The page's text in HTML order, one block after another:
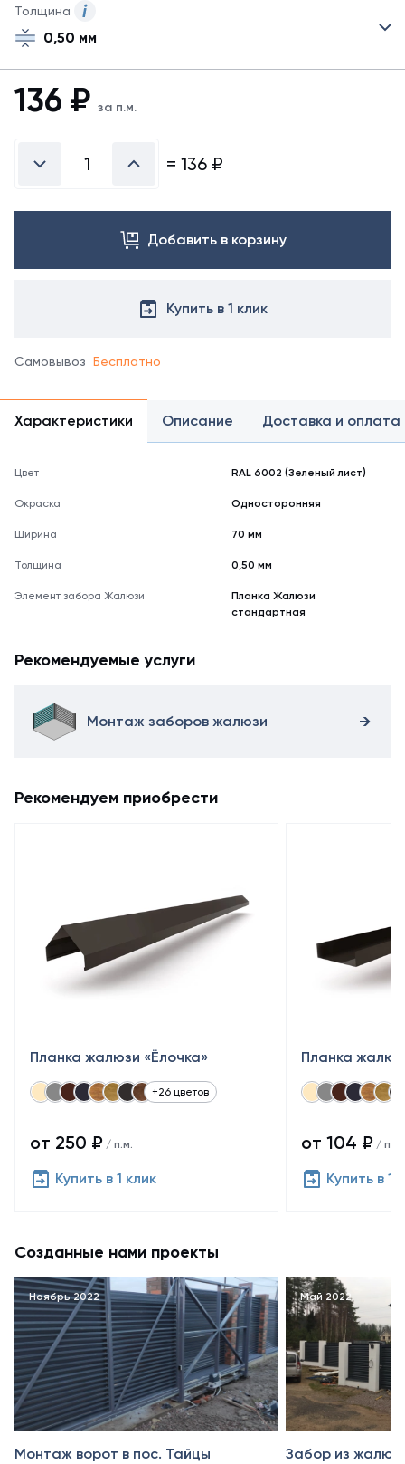
справочнике
Толщина
0,50 мм
136 ₽ за п.м.
= 136 ₽
Добавить в корзину
Купить в 1 клик
Самовывоз Бесплатно
Характеристики Описание Доставка и оплата
Цвет RAL 6002 (Зеленый лист)
Окраска Односторонняя
Ширина 70 мм
Толщина 0,50 мм
Элемент забора Жалюзи
Планка Жалюзи
стандартная
Рекомендуемые услуги
Монтаж заборов жалюзи
Рекомендуем приобрести
Планка жалюзи «Ёлочка»
+26 цветов
от 250 ₽ / п.м.
Купить в 1 клик
Планка
от 104 ₽ / п.м.
Купить в 1
Созданные нами проекты
Ноябрь 2022
Монтаж ворот в пос. Тайцы
Май 2022
Забор из